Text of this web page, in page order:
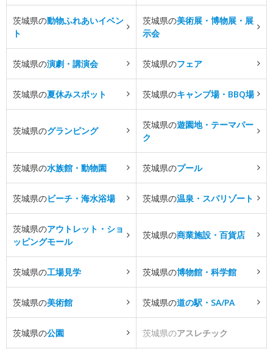
茨城県の動物ふれあいイベン
ト
茨城県の美術展・博物展・展
示会
茨城県の演劇・講演会 茨城県のフェア
茨城県の夏休みスポット 茨城県のキャンプ場・BBQ場
茨城県のグランピング
茨城県の遊園地・テーマパー
ク
茨城県の水族館・動物園 茨城県のプール
茨城県のビーチ・海水浴場 茨城県の温泉・スパリゾート
茨城県のアウトレット・ショ
ッピングモール
茨城県の商業施設・百貨店
茨城県の工場見学 茨城県の博物館・科学館
茨城県の美術館 茨城県の道の駅・SA/PA
茨城県の公園 茨城県のアスレチック